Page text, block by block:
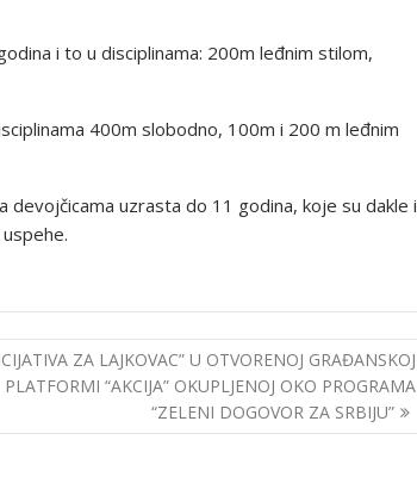
i to u disciplinama: 200m leđnim stilom,
400m slobodno, 100m i 200 m leđnim
devojčicama uzrasta do 11 godina, koje su dakle i
ZA LAJKOVAC” U OTVORENOJ GRAĐANSKOJ
PLATFORMI “AKCIJA” OKUPLJENOJ OKO PROGRAMA
“ZELENI DOGOVOR ZA SRBIJU”